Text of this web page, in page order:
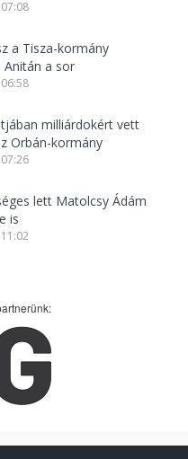
a Tisza-kormány
Anitán a sor
milliárdokért vett
Orbán-kormány
lett Matolcsy Ádám
is